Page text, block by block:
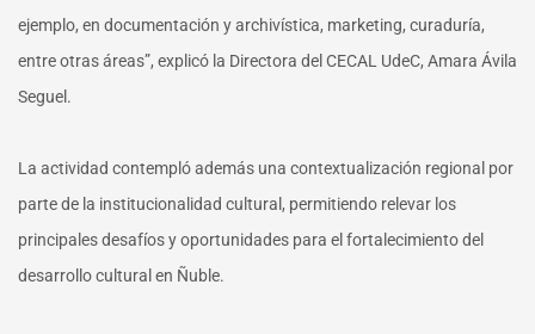
ejemplo, en documentación y archivística, marketing, curaduría,
entre otras áreas”, explicó la Directora del CECAL UdeC, Amara Ávila
Seguel.
La actividad contempló además una contextualización regional por
parte de la institucionalidad cultural, permitiendo relevar los
principales desafíos y oportunidades para el fortalecimiento del
desarrollo cultural en Ñuble.